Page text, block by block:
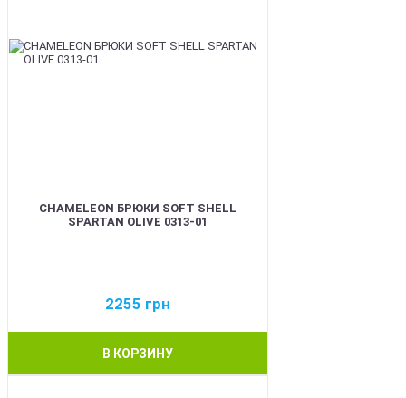
CHAMELEON БРЮКИ SOFT SHELL
SPARTAN OLIVE 0313-01
2255 грн
В КОРЗИНУ